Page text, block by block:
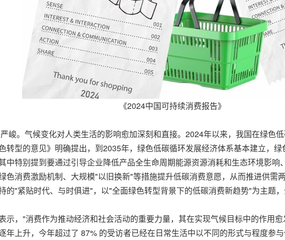
《2024中国可持续消费报告》
峻。气候变化对人类生活的影响愈加深刻和直接。2024年以来，我国在绿色
转型的意见》明确提出，到2035年，绿色低碳循环发展经济体系基本建立，
中特别提到要通过引导企业降低产品全生命周期能源资源消耗和生态环境影
色消费激励机制、大规模"以旧换新"等措施提升低碳消费意愿，从而推进供需
的"紧贴时代、与时俱进"，以"全面绿色转型背景下的低碳消费新趋势"为主题
示，"消费作为推动经济和社会活动的重要力量，其在实现气候目标中的作用
年上升，今年超过了 87% 的受访者已经在日常生活中以不同的形式与程度参